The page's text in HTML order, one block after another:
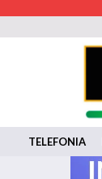
TELEFONIA